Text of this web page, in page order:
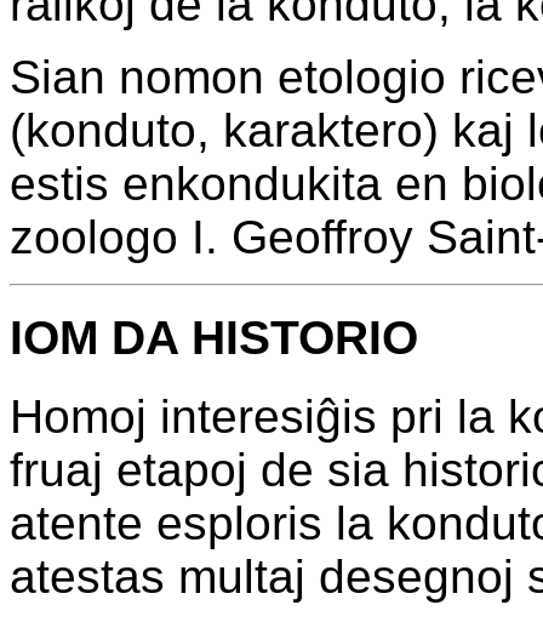
Sian nomon etologio
(konduto, karaktero) kaj
estis enkondukita en
zoologo I. Geoffroy
IOM DA HISTORIO
Homoj interesiĝis pri la
fruaj etapoj de sia
atente esploris la
atestas multaj desegnoj